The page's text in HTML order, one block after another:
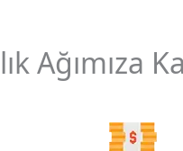
Ağımıza